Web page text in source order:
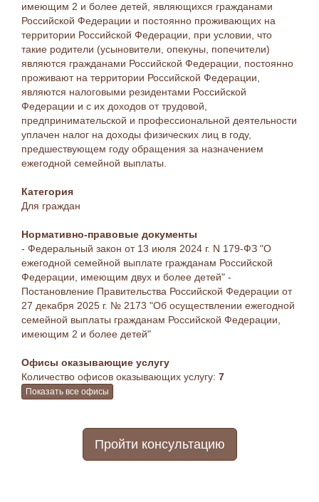
имеющим 2 и более детей, являющихся гражданами
Российской Федерации и постоянно проживающих на
территории Российской Федерации, при условии, что
такие родители (усыновители, опекуны, попечители)
являются гражданами Российской Федерации, постоянно
проживают на территории Российской Федерации,
являются налоговыми резидентами Российской
Федерации и с их доходов от трудовой,
предпринимательской и профессиональной деятельности
уплачен налог на доходы физических лиц в году,
предшествующем году обращения за назначением
ежегодной семейной выплаты.
Категория
Для граждан
Нормативно-правовые документы
- Федеральный закон от 13 июля 2024 г. N 179-ФЗ "О
ежегодной семейной выплате гражданам Российской
Федерации, имеющим двух и более детей" -
Постановление Правительства Российской Федерации от
27 декабря 2025 г. № 2173 "Об осуществлении ежегодной
семейной выплаты гражданам Российской Федерации,
имеющим 2 и более детей"
Офисы оказывающие услугу
Количество офисов оказывающих услугу: 7
Показать все офисы
Пройти консультацию